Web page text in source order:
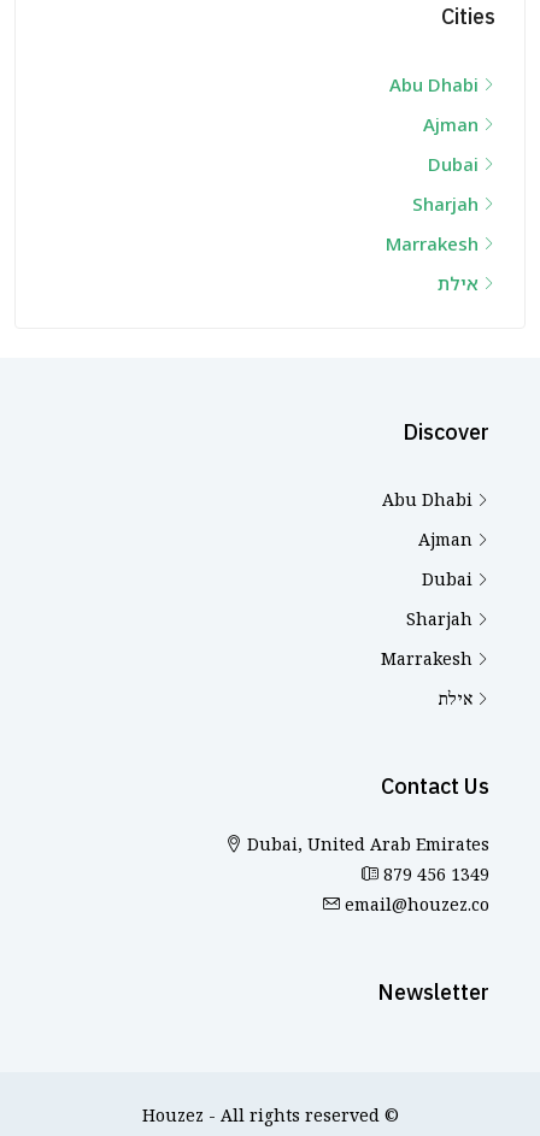
Cities
Abu Dhabi
Ajman
Dubai
Sharjah
Marrakesh
אילת
Discover
Abu Dhabi
Ajman
Dubai
Sharjah
Marrakesh
אילת
Contact Us
Dubai, United Arab Emirates
879 456 1349
email@houzez.co
Newsletter
© Houzez - All rights reserved